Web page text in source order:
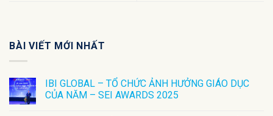
BÀI VIẾT MỚI NHẤT
IBI GLOBAL – TỔ CHỨC ẢNH HƯỞNG GIÁO DỤC
CỦA NĂM – SEI AWARDS 2025